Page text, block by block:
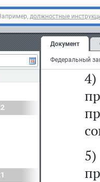
должностные
Документ